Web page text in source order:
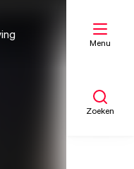
Menu
Zoeken